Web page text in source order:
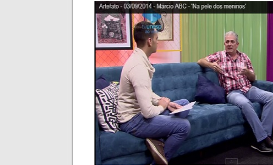
Vejam como não tem muito segredo escrever
atualizar a gramática. Publiquei este artigo no
2006.
Tambores vazios
Os discursos políticos estão cada vez mais
desvios de percurso, todos defendem
São textos decorados e escolhidos para soar